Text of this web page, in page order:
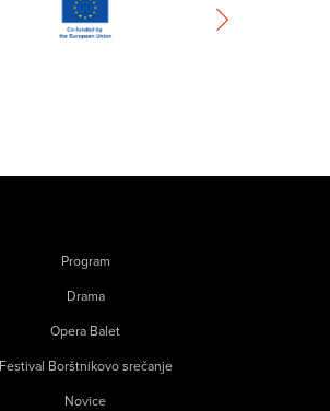
Program
Drama
Opera Balet
Festival Borštnikovo srečanje
Novice